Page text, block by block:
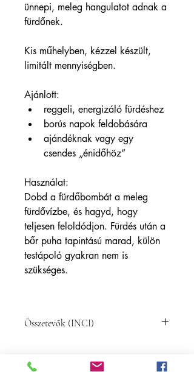
ünnepi, meleg hangulatot adnak a
fürdőnek.
Kis műhelyben, kézzel készült,
limitált mennyiségben.
Ajánlott:
reggeli, energizáló fürdéshez
borús napok feldobására
ajándéknak vagy egy
csendes „énidőhöz”
Használat:
Dobd a fürdőbombát a meleg
fürdővízbe, és hagyd, hogy
teljesen feloldódjon. Fürdés után a
bőr puha tapintású marad, külön
testápoló gyakran nem is
szükséges.
Összetevők (INCI)